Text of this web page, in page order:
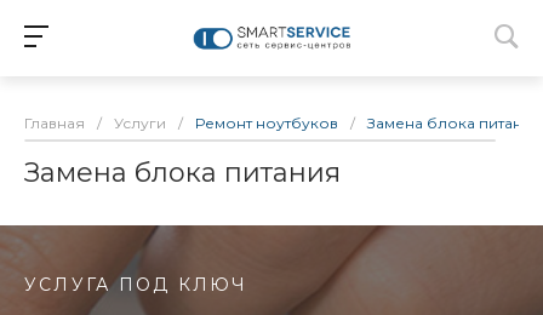
Главная / Услуги / Ремонт ноутбуков / Замена блока питания
Замена блока питания
УСЛУГА ПОД КЛЮЧ